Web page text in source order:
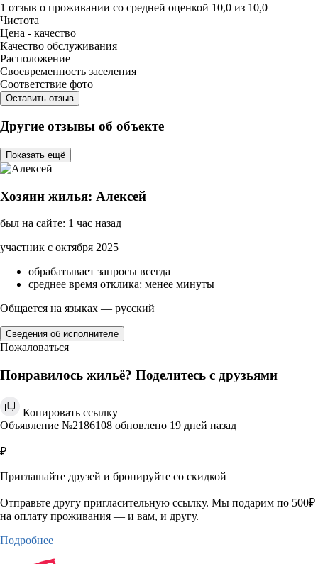
1 отзыв о проживании со средней оценкой 10,0 из 10,0
Чистота
Цена - качество
Качество обслуживания
Расположение
Своевременность заселения
Соответствие фото
Оставить отзыв
Другие отзывы об объекте
Показать ещё
Хозяин жилья: Алексей
был на сайте: 1 час назад
участник с октября 2025
обрабатывает запросы всегда
среднее время отклика: менее минуты
Общается на языках — русский
Сведения об исполнителе
Пожаловаться
Понравилось жильё? Поделитесь с друзьями
Копировать ссылку
Объявление №2186108 обновлено 19 дней назад
₽
Приглашайте друзей и бронируйте со скидкой
Отправьте другу пригласительную ссылку. Мы подарим по 500₽
на оплату проживания — и вам, и другу.
Подробнее